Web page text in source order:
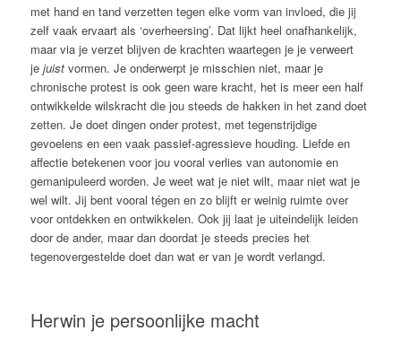
met hand en tand verzetten tegen elke vorm van invloed, die jij
zelf vaak ervaart als ‘overheersing’. Dat lijkt heel onafhankelijk,
maar via je verzet blijven de krachten waartegen je je verweert
je juistvormen. Je onderwerpt je misschien niet, maar je
chronische protest is ook geen ware kracht, het is meer een half
ontwikkelde wilskracht die jou steeds de hakken in het zand doet
zetten. Je doet dingen onder protest, met tegenstrijdige
gevoelens en een vaak passief-agressieve houding. Liefde en
affectie betekenen voor jou vooral verlies van autonomie en
gemanipuleerd worden. Je weet wat je niet wilt, maar niet wat je
wel wilt. Jij bent vooral tégen en zo blijft er weinig ruimte over
voor ontdekken en ontwikkelen. Ook jij laat je uiteindelijk leiden
door de ander, maar dan doordat je steeds precies het
tegenovergestelde doet dan wat er van je wordt verlangd.
Herwin je persoonlijke macht